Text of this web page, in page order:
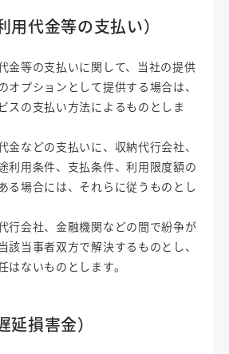
用代金等の支払い）
金等の支払いに関して、当社の提供
オプションとして提供する場合は、
スの支払い方法によるものとしま
金などの支払いに、収納代行会社、
利用条件、支払条件、利用限度額の
る場合には、それらに従うものとし
行会社、金融機関などの間で紛争が
該当事者双方で解決するものとし、
はないものとします。
延損害金）